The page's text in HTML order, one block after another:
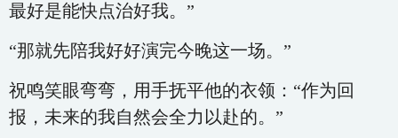
最好是能快点治好我。”
“那就先陪我好好演完今晚这一场。”
祝鸣笑眼弯弯，用手抚平他的衣领：“作为回
报，未来的我自然会全力以赴的。”